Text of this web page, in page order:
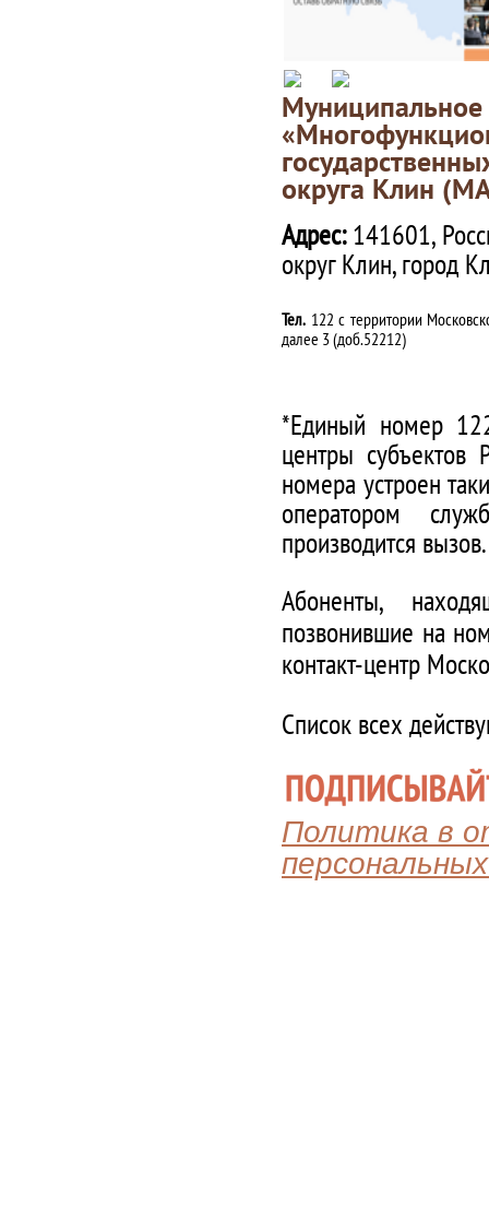
округа Клин
Адрес:141601,
округ Клин, город
Тел. 122 с территории
далее 3 (доб.52212)
*Единый номер
центры субъектов
номера устроен
оператором
производится вызов.
Абоненты,
позвонившие на
контакт-центр
Список всех
Политика в